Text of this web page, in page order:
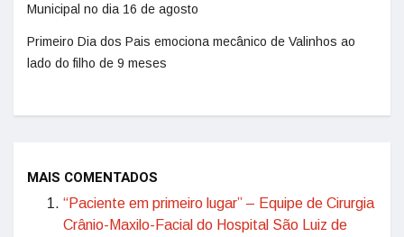
Municipal no dia 16 de agosto
Primeiro Dia dos Pais emociona mecânico de Valinhos ao
lado do filho de 9 meses
MAIS COMENTADOS
“Paciente em primeiro lugar” – Equipe de Cirurgia
Crânio-Maxilo-Facial do Hospital São Luiz de